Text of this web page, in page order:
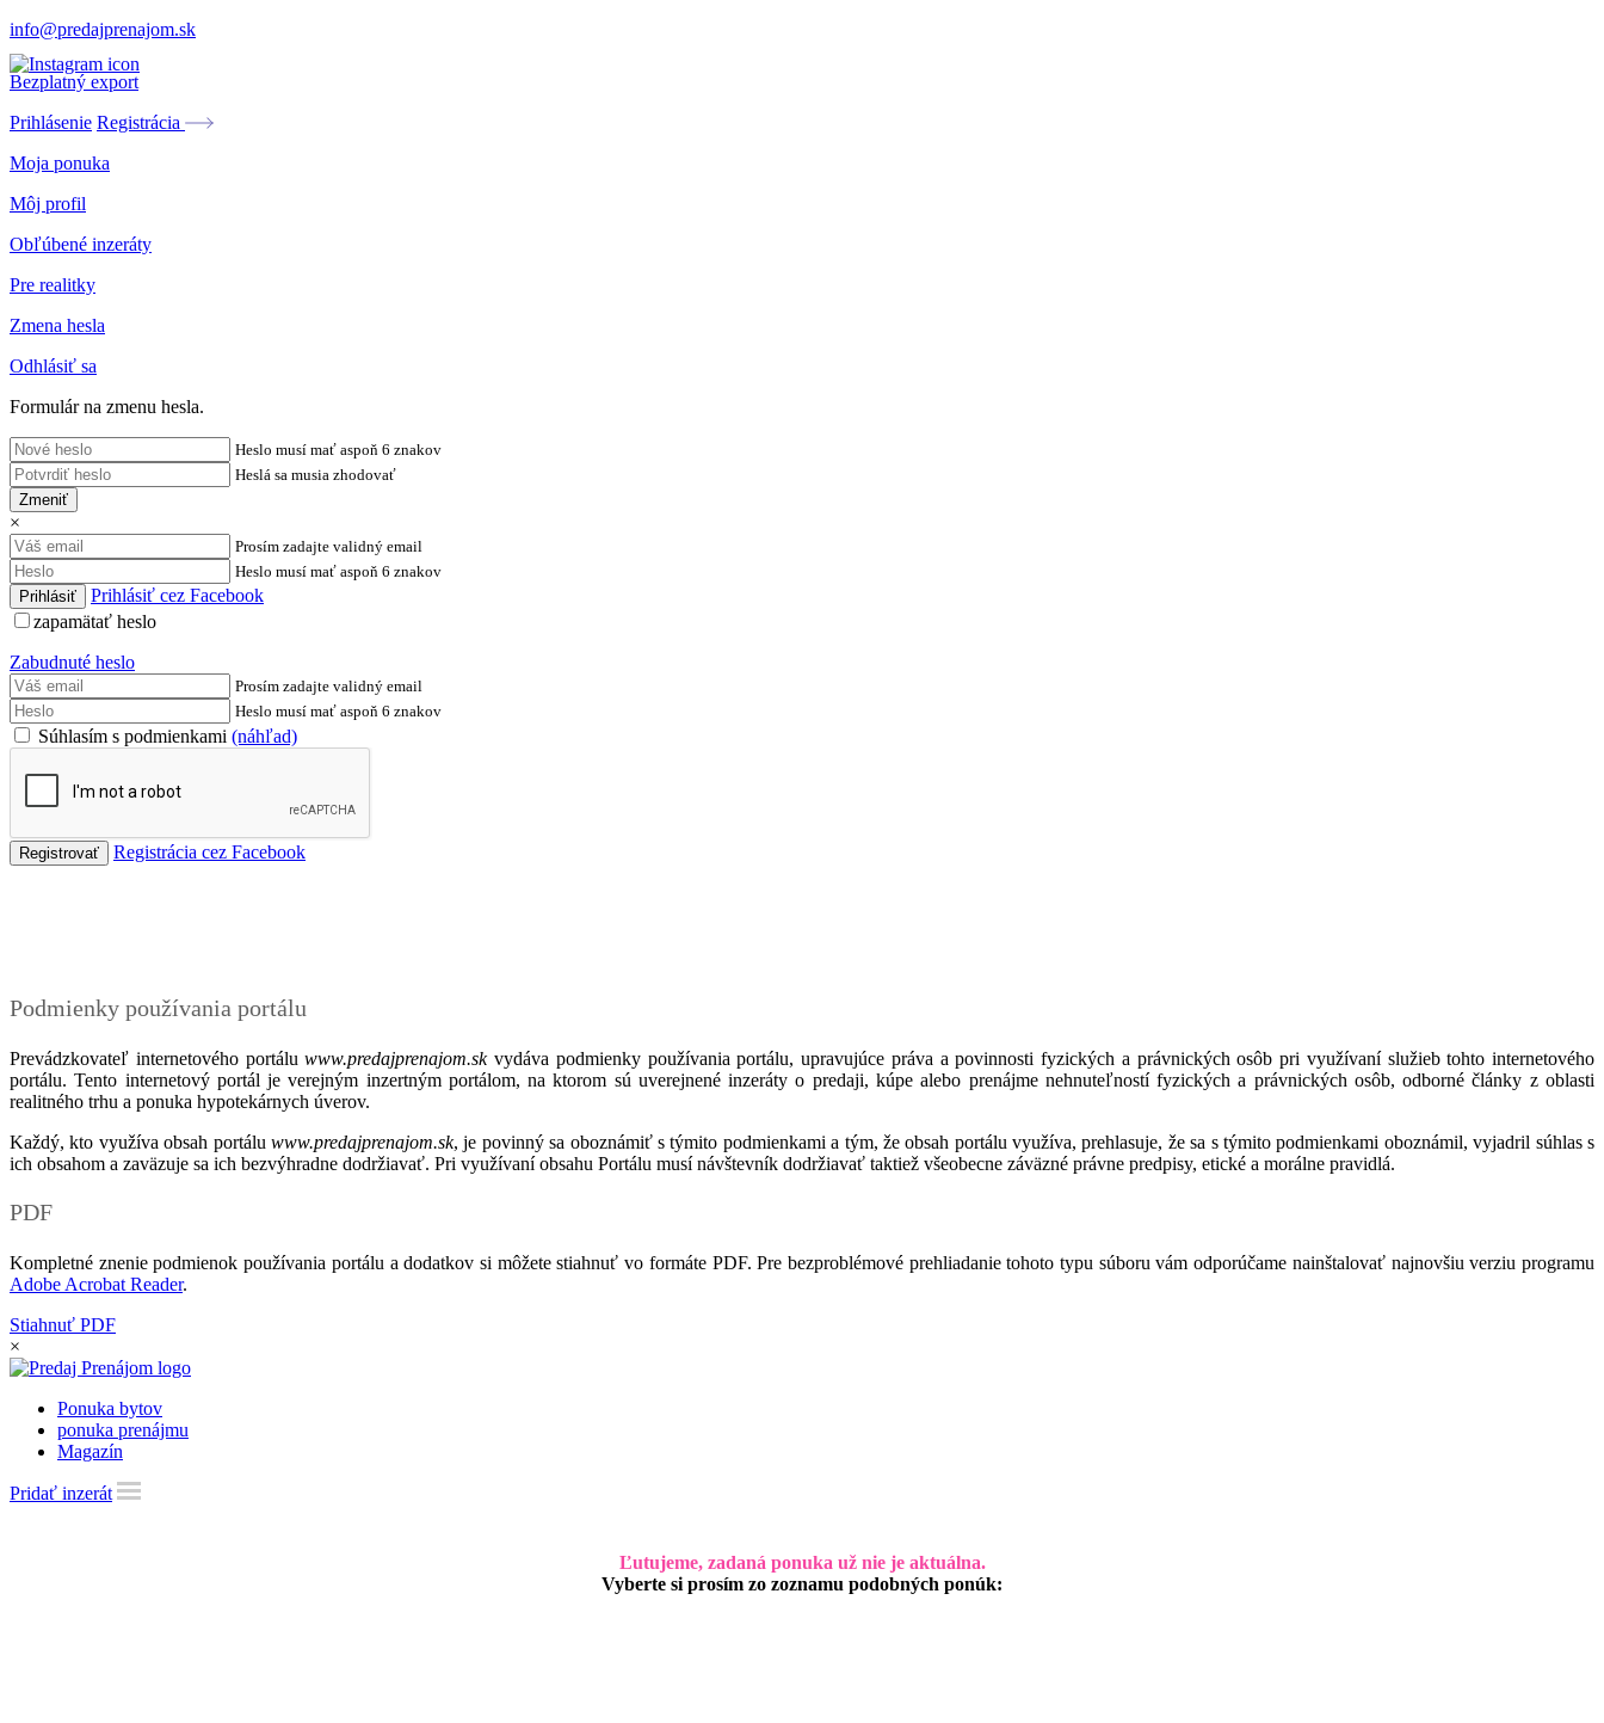
info@predajprenajom.sk
Bezplatný export
Prihlásenie Registrácia
Moja ponuka
Môj profil
Obľúbené inzeráty
Pre realitky
Zmena hesla
Odhlásiť sa
Formulár na zmenu hesla.
Heslo musí mať aspoň 6 znakov
Heslá sa musia zhodovať
Zmeniť
×
Prosím zadajte validný email
Heslo musí mať aspoň 6 znakov
Prihlásiť cez Facebook
zapamätať heslo
Zabudnuté heslo
Prosím zadajte validný email
Heslo musí mať aspoň 6 znakov
Súhlasím s podmienkami (náhľad)
Registrácia cez Facebook
Podmienky používania portálu
Prevádzkovateľ internetového portáluwww.predajprenajom.skvydáva podmienky používania portálu, upravujúce práva a povinnosti fyzických a právnických osôb pri využívaní služieb tohto internetového
portálu. Tento internetový portál je verejným inzertným portálom, na ktorom sú uverejnené inzeráty o predaji, kúpe alebo prenájme nehnuteľností fyzických a právnických osôb, odborné články z oblasti
realitného trhu a ponuka hypotekárnych úverov.
Každý, kto využíva obsah portálu www.predajprenajom.sk, je povinný sa oboznámiť s týmito podmienkami a tým, že obsah portálu využíva, prehlasuje, že sa s týmito podmienkami oboznámil, vyjadril súhlas s
ich obsahom a zaväzuje sa ich bezvýhradne dodržiavať. Pri využívaní obsahu Portálu musí návštevník dodržiavať taktiež všeobecne záväzné právne predpisy, etické a morálne pravidlá.
PDF
Kompletné znenie podmienok používania portálu a dodatkov si môžete stiahnuť vo formáte PDF. Pre bezproblémové prehliadanie tohoto typu súboru vám odporúčame nainštalovať najnovšiu verziu programu
Adobe Acrobat Reader.
Stiahnuť PDF
×
Ponuka bytov
ponuka prenájmu
Magazín
Pridať inzerát
Ľutujeme, zadaná ponuka už nie je aktuálna.
Vyberte si prosím zo zoznamu podobných ponúk: